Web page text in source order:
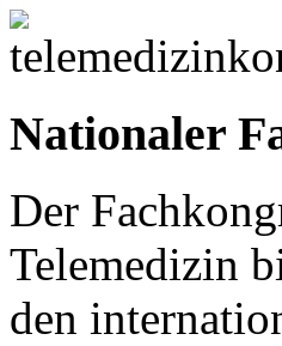
Nationaler
Der
Telemedizin
den